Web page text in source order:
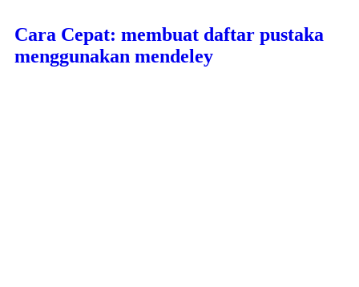
Cara Cepat: membuat daftar pustaka
menggunakan mendeley